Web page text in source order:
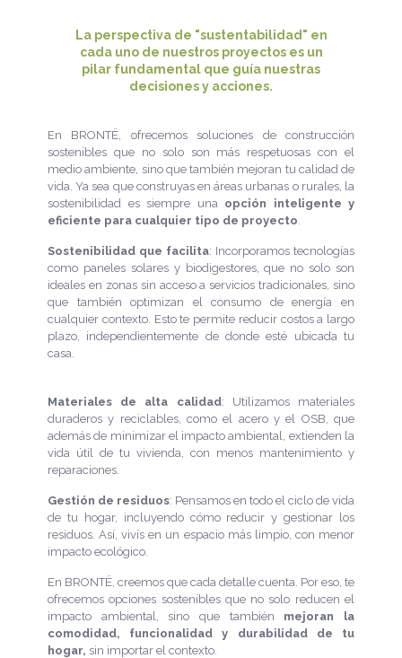
La perspectiva de "sustentabilidad" en
cada uno de nuestros proyectos es un
pilar fundamental que guía nuestras
decisiones y acciones.
En BRONTË, ofrecemos soluciones de construcción
sostenibles que no solo son más respetuosas con el
medio ambiente, sino que también mejoran tu calidad de
vida. Ya sea que construyas en áreas urbanas o rurales, la
sostenibilidad es siempre una opción inteligente y
eficiente para cualquier tipo de proyecto.
Sostenibilidad que facilita: Incorporamos tecnologías
como paneles solares y biodigestores, que no solo son
ideales en zonas sin acceso a servicios tradicionales, sino
que también optimizan el consumo de energía en
cualquier contexto. Esto te permite reducir costos a largo
plazo, independientemente de donde esté ubicada tu
casa.
Materiales de alta calidad: Utilizamos materiales
duraderos y reciclables, como el acero y el OSB, que
además de minimizar el impacto ambiental, extienden la
vida útil de tu vivienda, con menos mantenimiento y
reparaciones.
Gestión de residuos: Pensamos en todo el ciclo de vida
de tu hogar, incluyendo cómo reducir y gestionar los
residuos. Así, vivís en un espacio más limpio, con menor
impacto ecológico.
En BRONTË, creemos que cada detalle cuenta. Por eso, te
ofrecemos opciones sostenibles que no solo reducen el
impacto ambiental, sino que también mejoran la
comodidad, funcionalidad y durabilidad de tu
hogar, sin importar el contexto.